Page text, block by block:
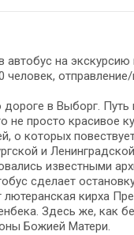
автобус на
человек,
дороге в Выборг.
не просто красивое
о которых
и
известными
сделает
лютеранская кирха
Здесь же, как
Божией Матери.